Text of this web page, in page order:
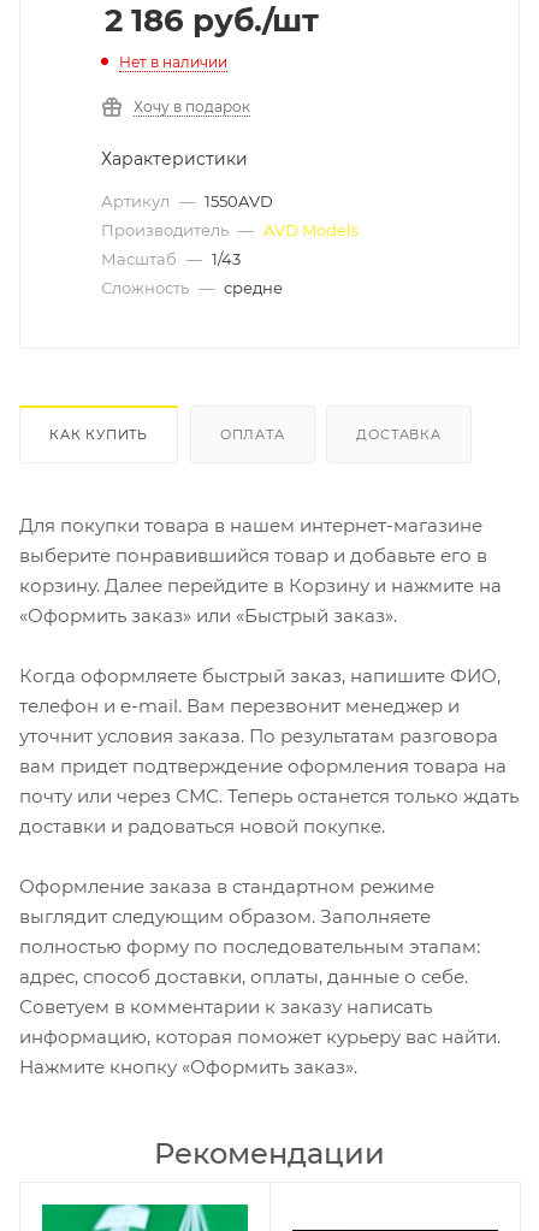
2 186 руб./шт
Нет в наличии
Хочу в подарок
Характеристики
Артикул — 1550AVD
Производитель — AVD Models
Масштаб — 1/43
Сложность — средне
КАК КУПИТЬ ОПЛАТА ДОСТАВКА
Для покупки товара в нашем интернет-магазине
выберите понравившийся товар и добавьте его в
корзину. Далее перейдите в Корзину и нажмите на
«Оформить заказ» или «Быстрый заказ».
Когда оформляете быстрый заказ, напишите ФИО,
телефон и e-mail. Вам перезвонит менеджер и
уточнит условия заказа. По результатам разговора
вам придет подтверждение оформления товара на
почту или через СМС. Теперь останется только ждать
доставки и радоваться новой покупке.
Оформление заказа в стандартном режиме
выглядит следующим образом. Заполняете
полностью форму по последовательным этапам:
адрес, способ доставки, оплаты, данные о себе.
Советуем в комментарии к заказу написать
информацию, которая поможет курьеру вас найти.
Нажмите кнопку «Оформить заказ».
Рекомендации